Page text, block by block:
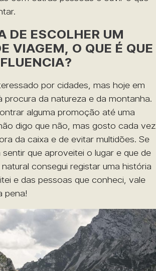
DE ESCOLHER UM
VIAGEM, O QUE É QUE
por cidades, mas hoje em
procura da natureza e da montanha.
alguma promoção até uma
digo que não, mas gosto cada vez
da caixa e de evitar multidões. Se
que aproveitei o lugar e que de
consegui registar uma história
e das pessoas que conheci, vale
pena!